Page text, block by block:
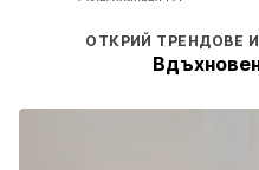
ОТКРИЙ ТРЕНДОВЕ